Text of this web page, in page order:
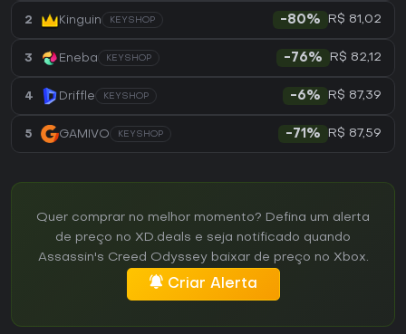
2 Kinguin KEYSHOP -80% R$ 81,02
3 Eneba KEYSHOP -76% R$ 82,12
4 Driffle KEYSHOP -6% R$ 87,39
5 GAMIVO KEYSHOP -71% R$ 87,59
Quer comprar no melhor momento? Defina um alerta
de preço no XD.deals e seja notificado quando
Assassin's Creed Odyssey baixar de preço no Xbox.
Criar Alerta